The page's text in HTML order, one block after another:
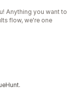
Anything you want to
flow, we're one